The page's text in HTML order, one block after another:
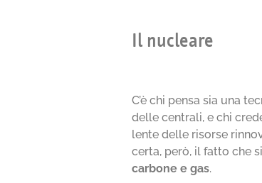
Il nucleare
C’è chi pensa sia una
delle centrali, e chi
lente delle risorse
certa, però, il fatto che
carbone e gas.